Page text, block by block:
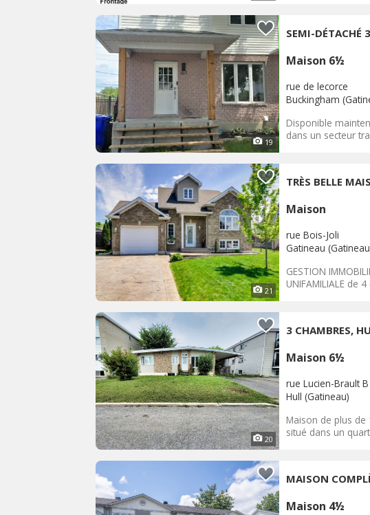
19
SEMI-DÉTACHÉ
Maison 6½
rue de lecorce
Buckingham
Disponible
dans un secteur
21
TRÈS BELLE
Maison
rue Bois-Joli
Gatineau
GESTION
UNIFAMILIALE de
20
3 CHAMBRES,
Maison 6½
rue Lucien-Brault B
Hull (Gatineau)
Maison de plus
situé dans un
MAISON
Maison 4½